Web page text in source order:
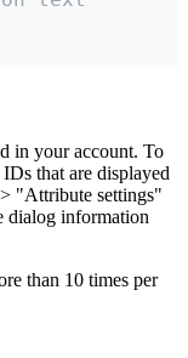
in your account. To
that are displayed
"Attribute settings"
dialog information
than 10 times per